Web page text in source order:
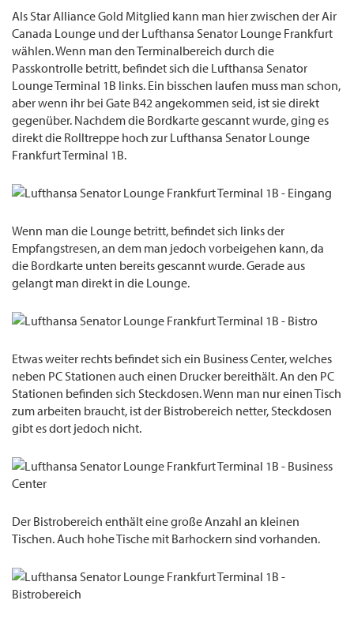
Als Star Alliance Gold Mitglied kann man hier zwischen der Air
Canada Lounge und der Lufthansa Senator Lounge Frankfurt
wählen. Wenn man den Terminalbereich durch die
Passkontrolle betritt, befindet sich die Lufthansa Senator
Lounge Terminal 1B links. Ein bisschen laufen muss man schon,
aber wenn ihr bei Gate B42 angekommen seid, ist sie direkt
gegenüber. Nachdem die Bordkarte gescannt wurde, ging es
direkt die Rolltreppe hoch zur Lufthansa Senator Lounge
Frankfurt Terminal 1B.
Wenn man die Lounge betritt, befindet sich links der
Empfangstresen, an dem man jedoch vorbeigehen kann, da
die Bordkarte unten bereits gescannt wurde. Gerade aus
gelangt man direkt in die Lounge.
Etwas weiter rechts befindet sich ein Business Center, welches
neben PC Stationen auch einen Drucker bereithält. An den PC
Stationen befinden sich Steckdosen. Wenn man nur einen Tisch
zum arbeiten braucht, ist der Bistrobereich netter, Steckdosen
gibt es dort jedoch nicht.
Der Bistrobereich enthält eine große Anzahl an kleinen
Tischen. Auch hohe Tische mit Barhockern sind vorhanden.